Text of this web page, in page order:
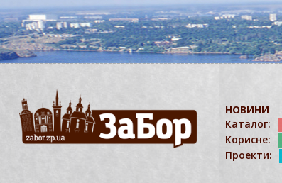
НОВИНИ
Каталог:
Корисне:
Проекти: